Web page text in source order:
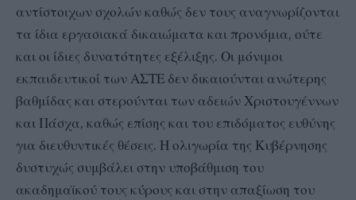
αντίστοιχων σχολών καθώς δεν τους αναγνωρίζονται
τα ίδια εργασιακά δικαιώματα και προνόμια, ούτε
και οι ίδιες δυνατότητες εξέλιξης. Οι μόνιμοι
εκπαιδευτικοί των ΑΣΤΕ δεν δικαιούνται ανώτερης
βαθμίδας και στερούνται των αδειών Χριστουγέννων
και Πάσχα, καθώς επίσης και του επιδόματος ευθύνης
για διευθυντικές θέσεις. Η ολιγωρία της Κυβέρνησης
δυστυχώς συμβάλει στην υποβάθμιση του
ακαδημαϊκού τους κύρους και στην απαξίωση του